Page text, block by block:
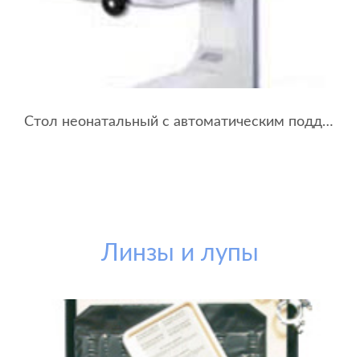
Стол неонатальный с автоматическим поддержанием температуры обогрева СНО-«УОМЗ»
Линзы и лупы